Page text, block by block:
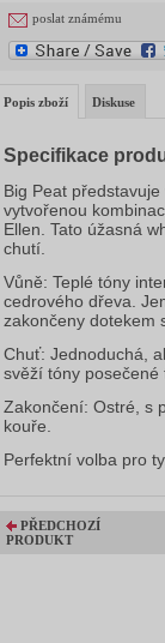
poslat známému
Popis zboží Diskuse
Specifikace
Big Peat
vytvořenou
Ellen. Tato úžasná
chutí.
Vůně: Teplé tóny
cedrového dřeva.
zakončeny dotekem
Chuť: Jednoduchá,
svěží tóny posečené
Zakončení: Ostré, s
kouře.
Perfektní volba pro
PŘEDCHOZÍ
PRODUKT